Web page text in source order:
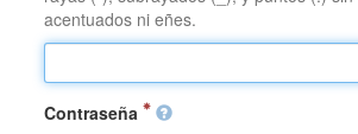
acentuados ni eñes.
Contraseña